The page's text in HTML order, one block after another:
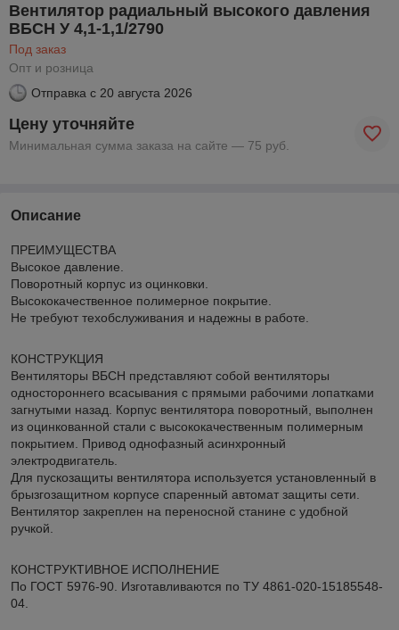
Вентилятор радиальный высокого давления
ВБСН У 4,1-1,1/2790
Под заказ
Опт и розница
Отправка с 20 августа 2026
Цену уточняйте
Минимальная сумма заказа на сайте — 75 руб.
Описание
ПРЕИМУЩЕСТВА
Высокое давление.
Поворотный корпус из оцинковки.
Высококачественное полимерное покрытие.
Не требуют техобслуживания и надежны в работе.
КОНСТРУКЦИЯ
Вентиляторы ВБСН представляют собой вентиляторы
одностороннего всасывания с прямыми рабочими лопатками
загнутыми назад. Корпус вентилятора поворотный, выполнен
из оцинкованной стали с высококачественным полимерным
покрытием. Привод однофазный асинхронный
электродвигатель.
Для пускозащиты вентилятора используется установленный в
брызгозащитном корпусе спаренный автомат защиты сети.
Вентилятор закреплен на переносной станине с удобной
ручкой.
КОНСТРУКТИВНОЕ ИСПОЛНЕНИЕ
По ГОСТ 5976-90. Изготавливаются по ТУ 4861-020-15185548-
04.